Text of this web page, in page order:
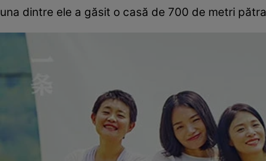
una dintre ele a găsit o casă de 700 de metri